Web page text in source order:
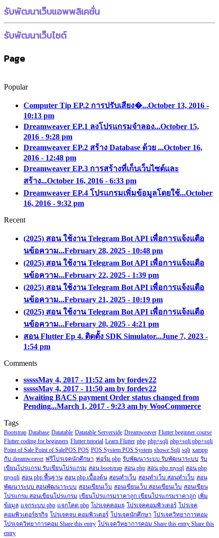
รับพัฒนาเว็บแอพพลิเคชั่น
รับพัฒนาเว็บไซต์
Page
Popular
Computer Tip EP.2 การปรับเสียง�...October 13, 2016 -
10:13 pm
Dreamweaver EP.1 ลงโปรแกรมจำลอง...October 15,
2016 - 9:28 pm
Dreamweaver EP.2 สร้าง Database ด้วย ...October 16,
2016 - 12:48 pm
Dreamweaver EP.3 การสร้างที่เก็บเว็บไซต์และ
สร้าง...October 16, 2016 - 6:33 pm
Dreamweaver EP.4 โปรแกรมเพิ่มข้อมูลโดยใช้...October
16, 2016 - 9:32 pm
Recent
(2025) สอน ใช้งาน Telegram Bot API เพื่อการแจ้งแตือ
นข้อความ...February 28, 2025 - 10:48 pm
(2025) สอน ใช้งาน Telegram Bot API เพื่อการแจ้งแตือ
นข้อความ...February 22, 2025 - 1:39 pm
(2025) สอน ใช้งาน Telegram Bot API เพื่อการแจ้งแตือ
นข้อความ...February 21, 2025 - 10:19 pm
(2025) สอน ใช้งาน Telegram Bot API เพื่อการแจ้งแตือ
นข้อความ...February 20, 2025 - 4:21 pm
สอน Flutter Ep 4. ติดตั้ง SDK Simulator...June 7, 2023 -
1:54 pm
Comments
sssssMay 4, 2017 - 11:52 am by fordev22
sssssMay 4, 2017 - 11:50 am by fordev22
Awaiting BACS payment Order status changed from
Pending...March 1, 2017 - 9:23 am by WooCommerce
Tags
Bootstrap Database Datatable Datatable Serverside Dreamweaver Flutter beginner course
Flutter coding for beginners Flutter tutorial Learn Flutter php php+sqli php+sqli php+sqli
Point of Sale Point of SalePOS POS POS System POS System showe Sqli sqli xampp
กับ dreamweaver ฟรีโปรเจคนักศึกษา ฟอร์ม php รับพัฒนาระบบ รับพัฒนาระบบ รับ
เขียนโปรแกรม รับเขียนโปรแกรม สอน bootstrap สอน php สอน php mysql สอน php
mysqli สอน php พื้นฐาน สอน php เบื้องต้น สอนทำเว็บ สอนทำเว็บ สอนทำเว็บ สอน
พัฒนาระบบ สอนพัฒนาระบบ สอนเขียนเว็บ สอนเขียนเว็บ สอนเขียนเว็บ สอนเขียน
โปรแกรม สอนเขียนโปรแกรม เขียนโปรแกรมราคาถูก เขียนโปรแกรมราคาถูก เพิ่ม
ข้อมูล แจกระบบ php แจกโคด php โปรเจคคอมธุ โปรเจคคอมพิวเตอร์ โปรเจค
คอมพิวเตอร์ธุรกิจ โปรเจคจบ คอมพิวเตอร์ โปรเจคนักศึกษา โปรเจควิทยาการคอม
โปรเจควิทยาการคอม Share this entry โปรเจควิทยาการคอม Share this entry Share this
entry